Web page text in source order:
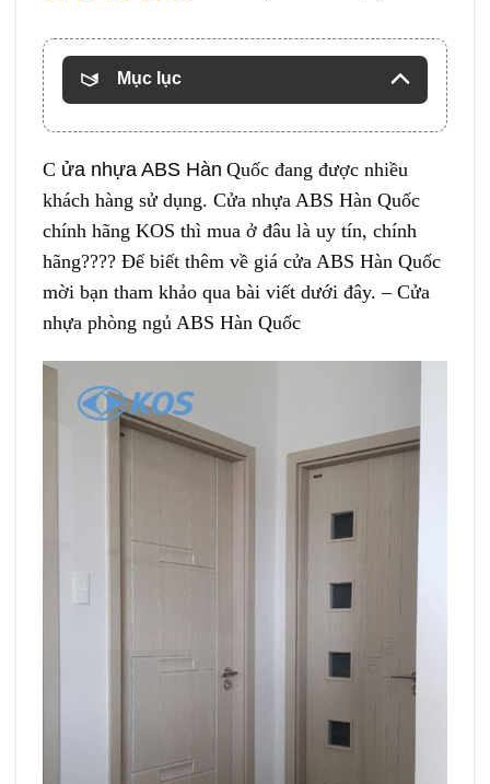
Mục lục
C ửa nhựa ABS Hàn Quốc đang được nhiều
khách hàng sử dụng. Cửa nhựa ABS Hàn Quốc
chính hãng KOS thì mua ở đâu là uy tín, chính
hãng???? Để biết thêm về giá cửa ABS Hàn Quốc
mời bạn tham khảo qua bài viết dưới đây. – Cửa
nhựa phòng ngủ ABS Hàn Quốc